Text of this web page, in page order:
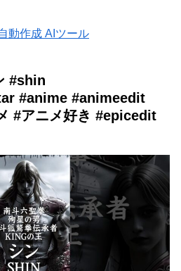
動作成 AIツール
#shin
#anime #animeedit
#アニメ好き #epicedit